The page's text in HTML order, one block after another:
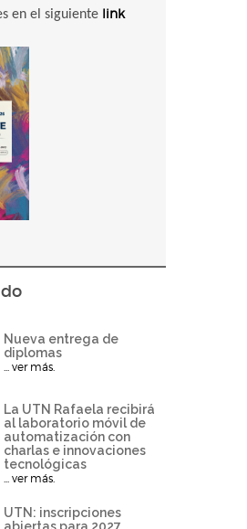
en el siguiente link
Nueva entrega de
diplomas
... ver más.
La UTN Rafaela recibirá
al laboratorio móvil de
automatización con
charlas e innovaciones
tecnológicas
... ver más.
UTN: inscripciones
abiertas para 2027